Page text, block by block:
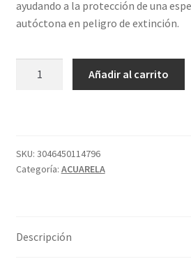
ayudando a la protección de una
autóctona en peligro de extinción.
SENNELIER
cantidad
Añadir al carrito
SKU: 3046450114796
Categoría: ACUARELA
Descripción